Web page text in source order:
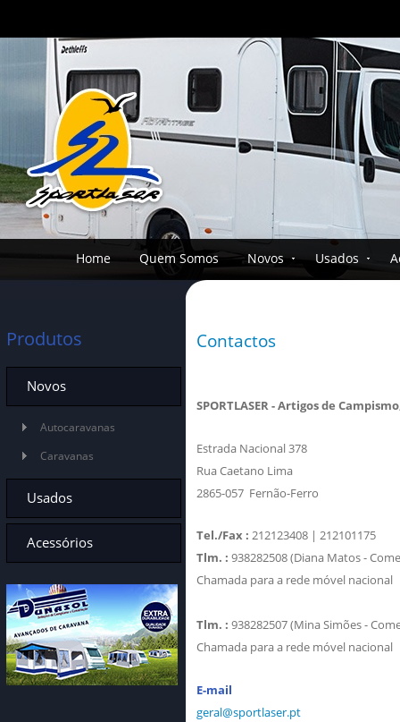
Home Quem Somos Novos Usados
Contactos
SPORTLASER - Artigos de
Estrada Nacional 378
Rua Caetano Lima
2865-057 Fernão-Ferro
Tel./Fax : 212123408 | 212101175
Tlm. : 938282508 (Diana Matos -
Chamada para a rede móvel nacional
Tlm. : 938282507 (Mina Simões -
Chamada para a rede móvel nacional
E-mail
geral@sportlaser.pt
Produtos
Novos
Autocaravanas
Caravanas
Usados
Autocaravanas
Caravanas
Residênciais
Acessórios
Aquecimentos
Frigorificos
Cozinha
Casa de Banho